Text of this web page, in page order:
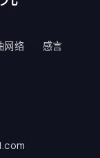
网络
感言